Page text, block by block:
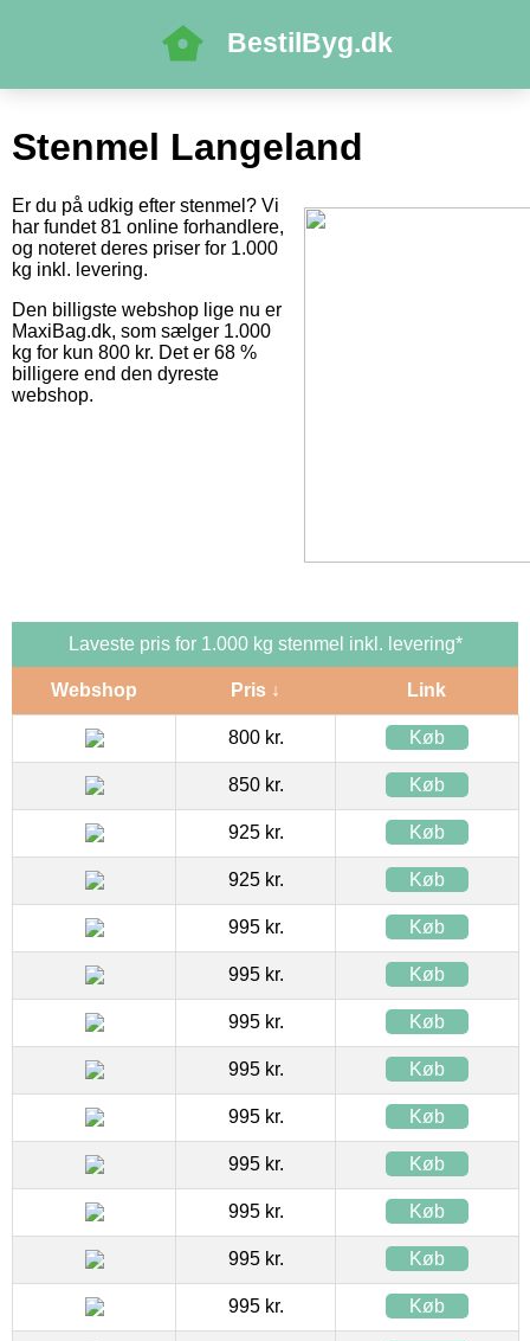
BestilByg.dk
Stenmel Langeland
Er du på udkig efter stenmel? Vi
har fundet 81 online forhandlere,
og noteret deres priser for 1.000
kg inkl. levering.
Den billigste webshop lige nu er
MaxiBag.dk, som sælger 1.000
kg for kun 800 kr. Det er 68 %
billigere end den dyreste
webshop.
Laveste pris for 1.000 kg stenmel inkl. levering*
Webshop Pris ↓ Link
800 kr. Køb
850 kr. Køb
925 kr. Køb
925 kr. Køb
995 kr. Køb
995 kr. Køb
995 kr. Køb
995 kr. Køb
995 kr. Køb
995 kr. Køb
995 kr. Køb
995 kr. Køb
995 kr. Køb